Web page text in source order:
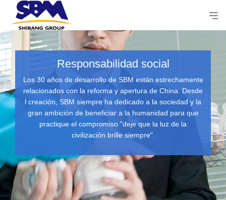
Responsabilidad social
Los 30 años de desarrollo de SBM están estrechamente
relacionados con la reforma y apertura de China. Desde
l creación, SBM siempre ha dedicado a la sociedad y la
gran ambición de beneficiar a la humanidad para que
practique el compromiso "deje que la luz de la
civilización brille siempre".